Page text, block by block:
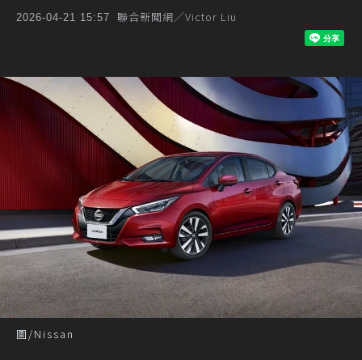
2026-04-21 15:57 聯合新聞網／Victor Liu
圖/Nissan